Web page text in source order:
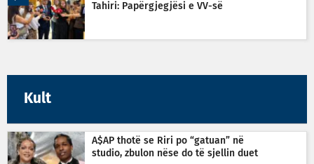
Tahiri: Papërgjegjësi e VV-së
Kult
A$AP thotë se Riri po “gatuan” në
studio, zbulon nëse do të sjellin duet